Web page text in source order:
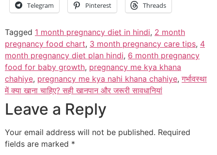
Telegram Pinterest Threads
Tagged 1 month pregnancy diet in hindi, 2 month
pregnancy food chart, 3 month pregnancy care tips, 4
month pregnancy diet plan hindi, 6 month pregnancy
food for baby growth, pregnancy me kya khana
chahiye, pregnancy me kya nahi khana chahiye,गर्भावस्था
में क्या खाना चाहिए? सही खानपान और जरूरी सावधानियां
Leave a Reply
Your email address will not be published. Required
fields are marked *